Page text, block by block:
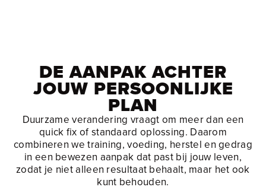
DE AANPAK ACHTER
JOUW PERSOONLIJKE
PLAN
Duurzame verandering vraagt om meer dan een
quick fix of standaard oplossing. Daarom
combineren we training, voeding, herstel en gedrag
in een bewezen aanpak dat past bij jouw leven,
zodat je niet alleen resultaat behaalt, maar het ook
kunt behouden.